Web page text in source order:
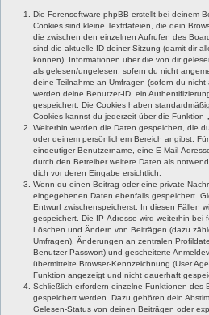
Die Forensoftware phpBB erstellt bei deinem
Cookies sind kleine Textdateien, die dein
die zwischen den einzelnen Aufrufen des
sind die aktuelle ID deiner Sitzung (damit dir
können), Informationen über die von dir
als gelesen/ungelesen; sofern du nicht
deine Teilnahme an Umfragen (sofern du
werden deine Benutzer-ID, ein
gespeichert. Die Cookies haben
Cookies kannst du jederzeit über die Funktion
Weiterhin werden die Daten gespeichert, die
oder deinem persönlichem Bereich angibst.
eindeutiger Benutzername, eine E-Mail-
durch den Betreiber weitere Daten als
dich vor deren Eingabe ersichtlich.
Wenn du einen Beitrag oder eine private
eingegebenen Daten ebenfalls gespeichert.
Entwurf zwischenspeicherst. In diesen Fällen
gespeichert. Die IP-Adresse wird weiterhin bei
Löschen und Ändern von Beiträgen (dazu
Umfragen), Änderungen an zentralen
Benutzer-Passwort) und gescheiterte
übermittelte Browser-Kennzeichnung (User
Funktion angezeigt und nicht dauerhaft
Schließlich erfordern einzelne Funktionen des
gespeichert werden. Dazu gehören dein
Gelesen-Status von deinen Beiträgen oder